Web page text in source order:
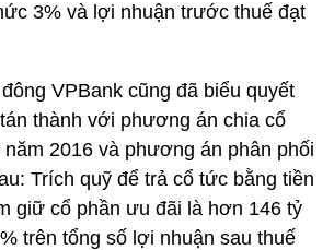
3% và lợi nhuận trước thuế đạt
VPBank cũng đã biểu quyết
thành với phương án chia cổ
2016 và phương án phân phối
Trích quỹ để trả cổ tức bằng tiền
giữ cổ phần ưu đãi là hơn 146 tỷ
trên tổng số lợi nhuận sau thuế